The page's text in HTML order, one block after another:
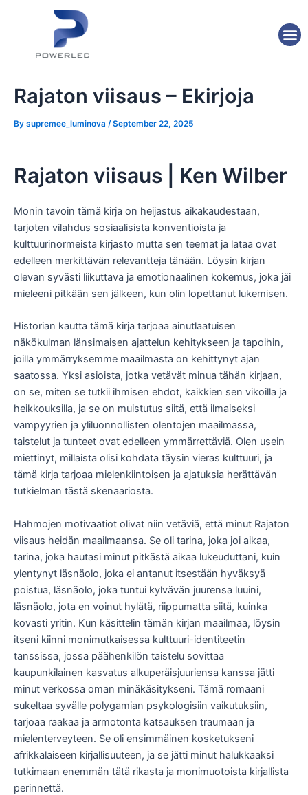
Rajaton viisaus – Ekirjoja
By supremee_luminova /September 22, 2025
Rajaton viisaus | Ken Wilber
Monin tavoin tämä kirja on heijastus aikakaudestaan,
tarjoten vilahdus sosiaalisista konventioista ja
kulttuurinormeista kirjasto mutta sen teemat ja lataa ovat
edelleen merkittävän relevantteja tänään. Löysin kirjan
olevan syvästi liikuttava ja emotionaalinen kokemus, joka jäi
mieleeni pitkään sen jälkeen, kun olin lopettanut lukemisen.
Historian kautta tämä kirja tarjoaa ainutlaatuisen
näkökulman länsimaisen ajattelun kehitykseen ja tapoihin,
joilla ymmärryksemme maailmasta on kehittynyt ajan
saatossa. Yksi asioista, jotka vetävät minua tähän kirjaan,
on se, miten se tutkii ihmisen ehdot, kaikkien sen vikoilla ja
heikkouksilla, ja se on muistutus siitä, että ilmaiseksi
vampyyrien ja yliluonnollisten olentojen maailmassa,
taistelut ja tunteet ovat edelleen ymmärrettäviä. Olen usein
miettinyt, millaista olisi kohdata täysin vieras kulttuuri, ja
tämä kirja tarjoaa mielenkiintoisen ja ajatuksia herättävän
tutkielman tästä skenaariosta.
Hahmojen motivaatiot olivat niin vetäviä, että minut Rajaton
viisaus heidän maailmaansa. Se oli tarina, joka joi aikaa,
tarina, joka hautasi minut pitkästä aikaa lukeuduttani, kuin
ylentynyt läsnäolo, joka ei antanut itsestään hyväksyä
poistua, läsnäolo, joka tuntui kylvävän juurensa luuini,
läsnäolo, jota en voinut hylätä, riippumatta siitä, kuinka
kovasti yritin. Kun käsittelin tämän kirjan maailmaa, löysin
itseni kiinni monimutkaisessa kulttuuri-identiteetin
tanssissa, jossa päähenkilön taistelu sovittaa
kaupunkilainen kasvatus alkuperäisjuuriensa kanssa jätti
minut verkossa oman minäkäsitykseni. Tämä romaani
sukeltaa syvälle polygamian psykologisiin vaikutuksiin,
tarjoaa raakaa ja armotonta katsauksen traumaan ja
mielenterveyteen. Se oli ensimmäinen kosketukseni
afrikkalaiseen kirjallisuuteen, ja se jätti minut halukkaaksi
tutkimaan enemmän tätä rikasta ja monimuotoista kirjallista
perinnettä.
navigation